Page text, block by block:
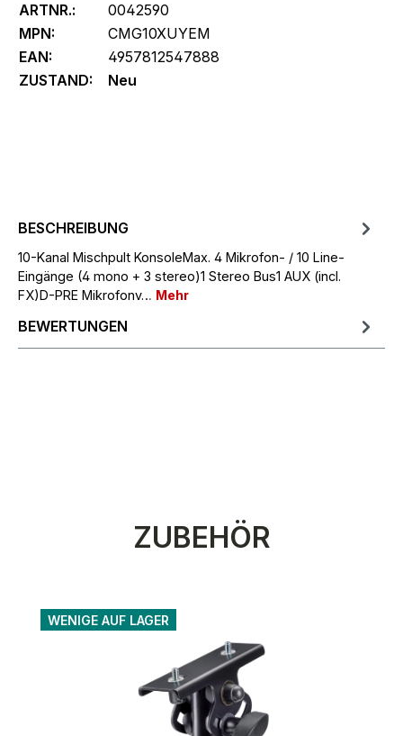
ARTNR.:
0042590
MPN:
CMG10XUYEM
EAN:
4957812547888
ZUSTAND:
Neu
BESCHREIBUNG
10-Kanal Mischpult KonsoleMax. 4 Mikrofon- / 10 Line-
Eingänge (4 mono + 3 stereo)1 Stereo Bus1 AUX (incl.
FX)D-PRE Mikrofonv… Mehr
BEWERTUNGEN
Produktgalerie überspringen
ZUBEHÖR
WENIGE AUF LAGER